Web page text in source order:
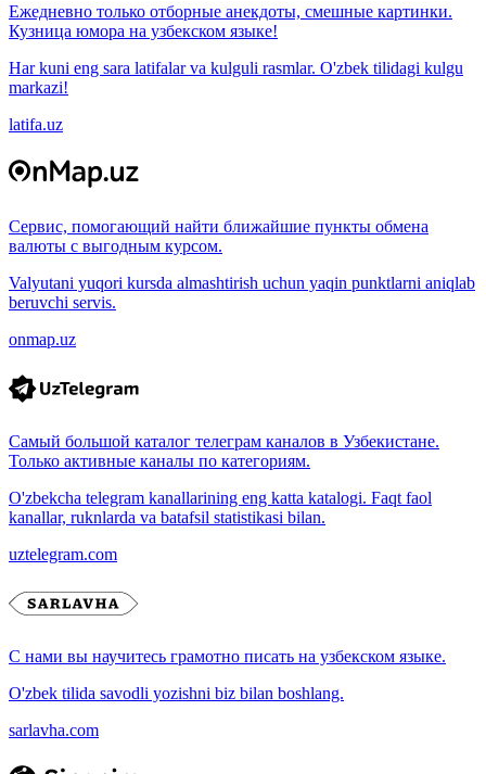
Ежедневно только отборные анекдоты, смешные картинки.
Кузница юмора на узбекском языке!
Har kuni eng sara latifalar va kulguli rasmlar. O'zbek tilidagi kulgu
markazi!
latifa.uz
Сервис, помогающий найти ближайшие пункты обмена
валюты с выгодным курсом.
Valyutani yuqori kursda almashtirish uchun yaqin punktlarni aniqlab
beruvchi servis.
onmap.uz
Самый большой каталог телеграм каналов в Узбекистане.
Только активные каналы по категориям.
O'zbekcha telegram kanallarining eng katta katalogi. Faqt faol
kanallar, ruknlarda va batafsil statistikasi bilan.
uztelegram.com
С нами вы научитесь грамотно писать на узбекском языке.
O'zbek tilida savodli yozishni biz bilan boshlang.
sarlavha.com